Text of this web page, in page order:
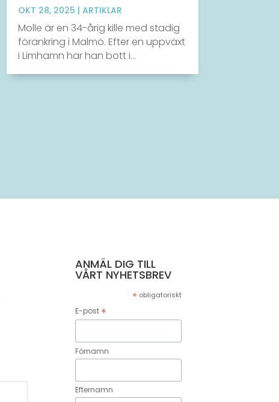
OKT 28, 2025 | ARTIKLAR
Molle är en 34-årig kille med stadig
förankring i Malmö. Efter en uppväxt
i Limhamn har han bott i...
ANMÄL DIG TILL
VÅRT NYHETSBREV
* obligatoriskt
E-post *
Förnamn
Efternamn